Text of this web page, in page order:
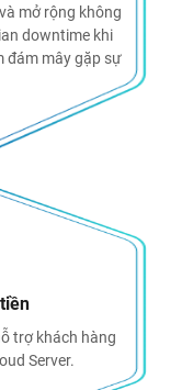
mở rộng không
downtime khi
đám mây gặp sự
trợ khách hàng
Server.